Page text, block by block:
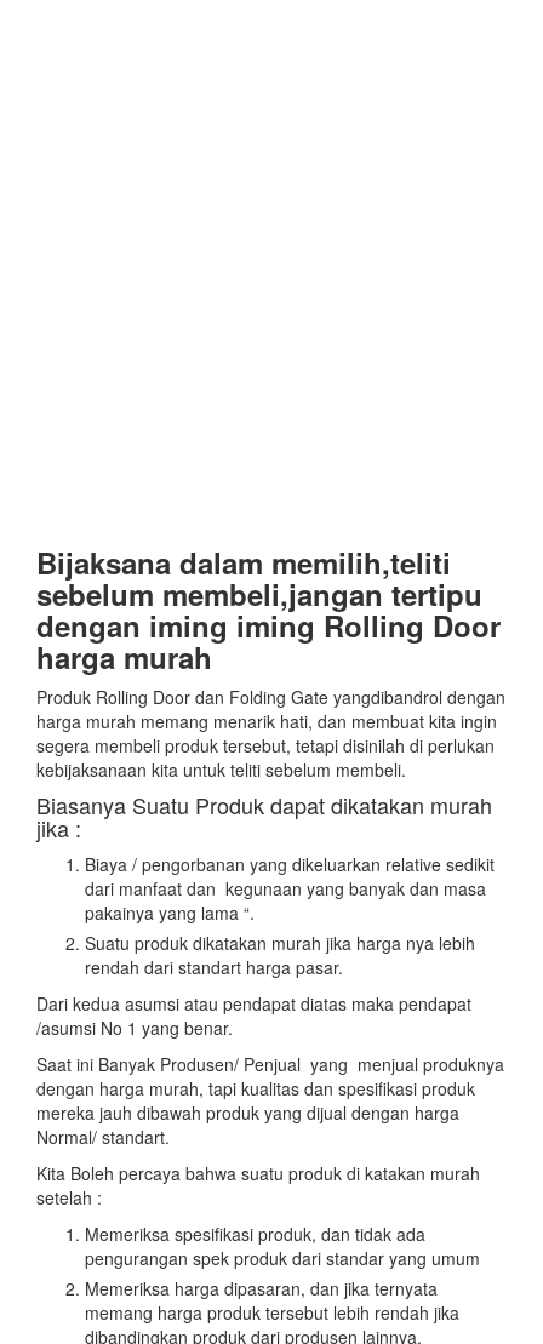
Bijaksana dalam memilih,teliti
sebelum membeli,jangan tertipu
dengan iming iming Rolling Door
harga murah
Produk Rolling Door dan Folding Gate yangdibandrol dengan
harga murah memang menarik hati, dan membuat kita ingin
segera membeli produk tersebut, tetapi disinilah di perlukan
kebijaksanaan kita untuk teliti sebelum membeli.
Biasanya Suatu Produk dapat dikatakan murah
jika :
Biaya / pengorbanan yang dikeluarkan relative sedikit
dari manfaat dan kegunaan yang banyak dan masa
pakainya yang lama “.
Suatu produk dikatakan murah jika harga nya lebih
rendah dari standart harga pasar.
Dari kedua asumsi atau pendapat diatas maka pendapat
/asumsi No 1 yang benar.
Saat ini Banyak Produsen/ Penjual yang menjual produknya
dengan harga murah, tapi kualitas dan spesifikasi produk
mereka jauh dibawah produk yang dijual dengan harga
Normal/ standart.
Kita Boleh percaya bahwa suatu produk di katakan murah
setelah :
Memeriksa spesifikasi produk, dan tidak ada
pengurangan spek produk dari standar yang umum
Memeriksa harga dipasaran, dan jika ternyata
memang harga produk tersebut lebih rendah jika
dibandingkan produk dari produsen lainnya.